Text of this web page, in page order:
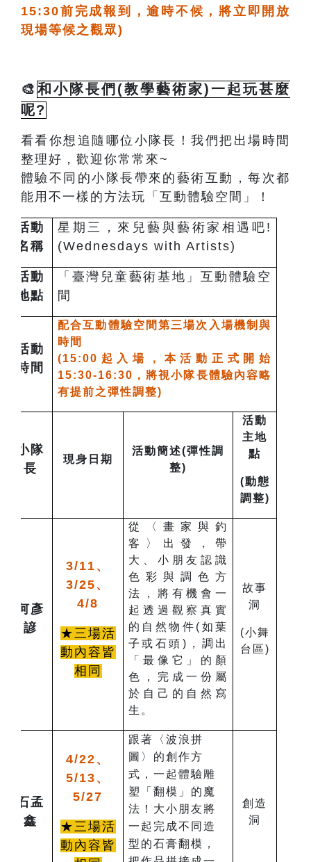
15:30前完成報到，逾時不候，將立即 開放
現場等候之觀眾)
🎨 和小隊長們(教學藝術家)一起玩甚麼
呢?
看看你想追隨哪位小隊長！我們把出場時間
整理好，歡迎你常常來~
體驗不同的小隊長帶來的藝術互動，每次都
能用不一樣的方法玩「互動體驗空間」！
活動
名稱
星期三，來兒藝與藝術家相遇吧!
(Wednesdays with Artists)
活動
地點
「臺灣兒童藝術基地」互動體驗空
間
活動
時間
配合互動體驗空間第三場次入場機制與
時間
(15:00起入場，本活動正式開始
15:30-16:30，將視小隊長體驗內容略
有提前之彈性調整)
小隊
長
現身日期
活動簡述(彈性調
整)
活動
主地
點
(動態
調整)
何彥
諺
3/11、
3/25、
4/8
★三場活
動內容皆
相同
從〈畫家與釣
客〉出發，帶
大、小朋友認識
色彩與調色方
法，將有機會一
起透過觀察真實
的自然物件(如葉
子或石頭)，調出
「最像它」的顏
色，完成一份屬
於自己的自然寫
生。
故事
洞
(小舞
台區)
石孟
鑫
4/22、
5/13、
5/27
★三場活
動內容皆
跟著〈波浪拼
圖〉的創作方
式，一起體驗雕
塑「翻模」的魔
法！大小朋友將
一起完成不同造
型的石膏翻模，
創造
洞